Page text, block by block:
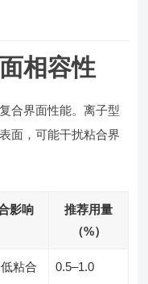
相容性
合界面性能。离子型
面，可能干扰粘合界
影响
推荐用量
（%）
粘合
0.5–1.0